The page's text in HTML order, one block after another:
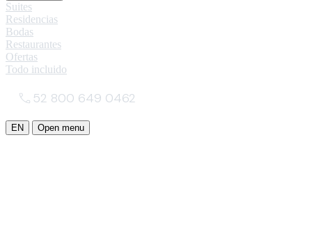
Suites
Residencias
Bodas
Restaurantes
Ofertas
Todo incluido
52 800 649 0462
EN Open menu